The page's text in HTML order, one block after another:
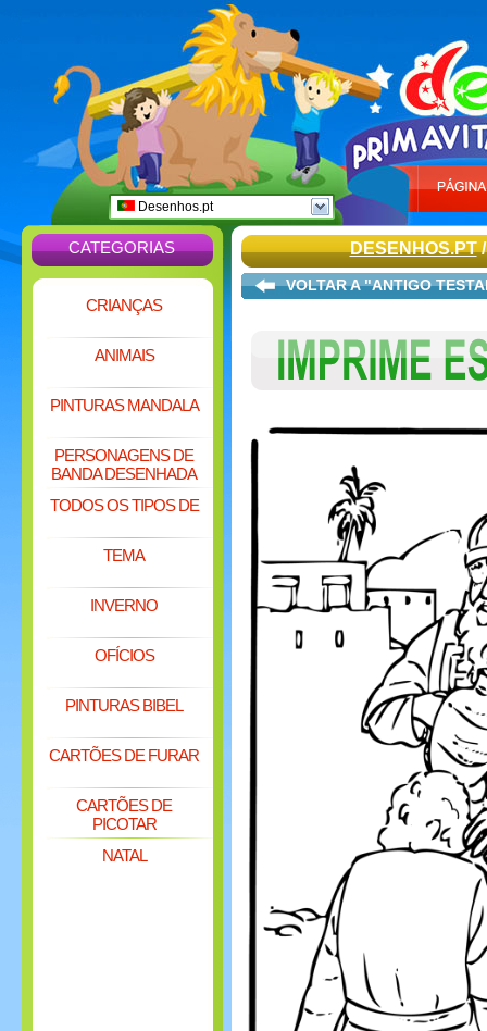
Desenhos.pt
CATEGORIAS
CRIANÇAS
ANIMAIS
PINTURAS MANDALA
PERSONAGENS DE
BANDA DESENHADA
TODOS OS TIPOS DE
TEMA
INVERNO
OFÍCIOS
PINTURAS BIBEL
CARTÕES DE FURAR
CARTÕES DE
PICOTAR
NATAL
DESENHOS.PT
VOLTAR A "ANTIGO